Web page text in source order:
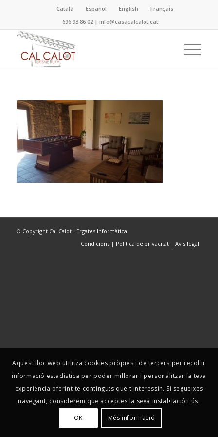
Català Español English
Français
696 93 86 02 |info@casacalcalot.cat
© Copyright Cal Calot - Ergates Informàtica
Condicions | Política de privacitat |Avís legal
Aquest lloc web utilitza cookies pròpies i de tercers per recollir
informació estadística per poder millorar i personalitzar la teva
experiència oferint-te continguts que t'interessin. Si segueixes
navegant, considerem que acceptes la seva instal•lació i ús.
OK Més informació